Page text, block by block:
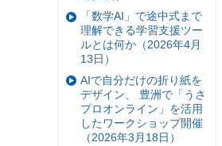
「数学AI」で途中式まで
理解できる学習支援ツー
ルとは何か（2026年4月
13日）
AIで自分だけの折り紙を
デザイン、 豊洲で「うさ
プロオンライン」を活用
したワークショップ開催
（2026年3月18日）